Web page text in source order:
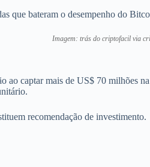
Imagem: trás do criptofacil via
captar mais de US$ 70 milhões
recomendação de investimento.